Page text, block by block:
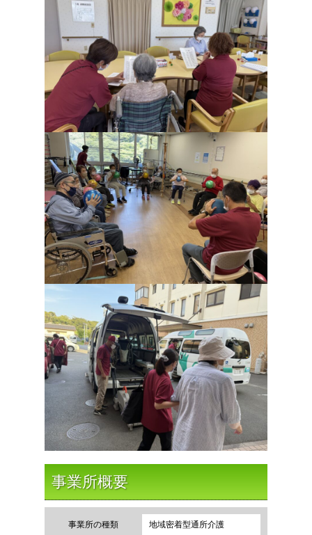
事業所概要
事業所の種類 地域密着型通所介護